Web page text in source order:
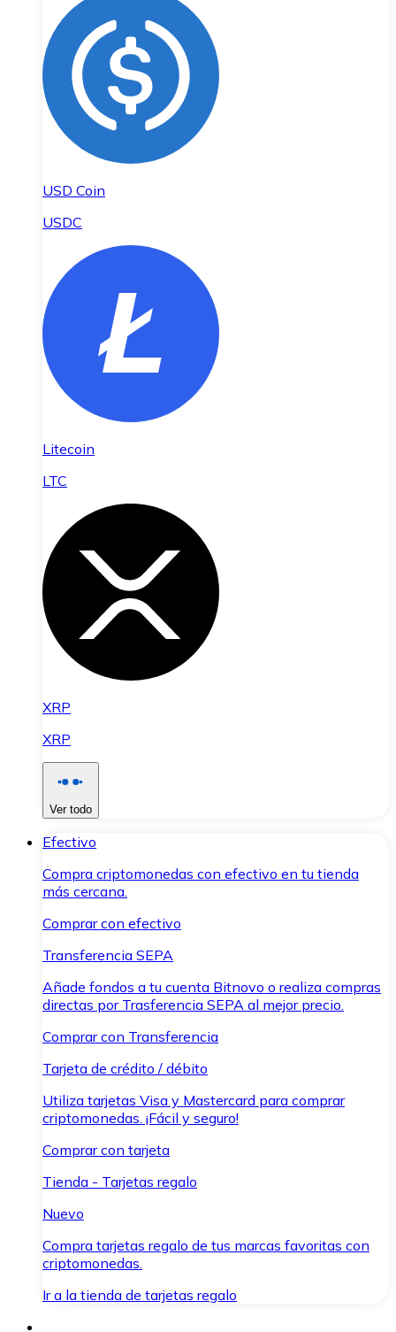
USD Coin
USDC
Litecoin
LTC
XRP
XRP
Ver todo
Efectivo
Compra criptomonedas con efectivo en tu tienda
más cercana.
Comprar con efectivo
Transferencia SEPA
Añade fondos a tu cuenta Bitnovo o realiza compras
directas por Trasferencia SEPA al mejor precio.
Comprar con Transferencia
Tarjeta de crédito / débito
Utiliza tarjetas Visa y Mastercard para comprar
criptomonedas. ¡Fácil y seguro!
Comprar con tarjeta
Tienda - Tarjetas regalo
Nuevo
Compra tarjetas regalo de tus marcas favoritas con
criptomonedas.
Ir a la tienda de tarjetas regalo